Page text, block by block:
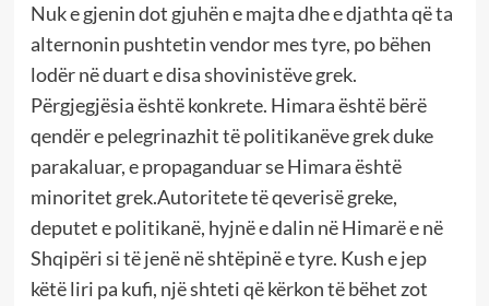
Nuk e gjenin dot gjuhën e majta dhe e djathta që ta
alternonin pushtetin vendor mes tyre, po bëhen
lodër në duart e disa shovinistëve grek.
Përgjegjësia është konkrete. Himara është bërë
qendër e pelegrinazhit të politikanëve grek duke
parakaluar, e propaganduar se Himara është
minoritet grek.Autoritete të qeverisë greke,
deputet e politikanë, hyjnë e dalin në Himarë e në
Shqipëri si të jenë në shtëpinë e tyre. Kush e jep
këtë liri pa kufi, një shteti që kërkon të bëhet zot